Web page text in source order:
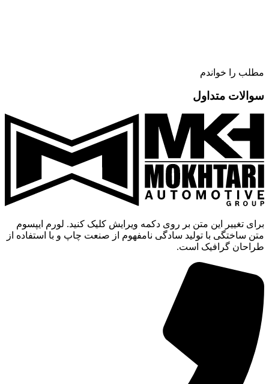
مطلب را خواندم
سوالات متداول
برای تغییر این متن بر روی دکمه ویرایش کلیک کنید. لورم ایپسوم
متن ساختگی با تولید سادگی نامفهوم از صنعت چاپ و با استفاده از
طراحان گرافیک است.